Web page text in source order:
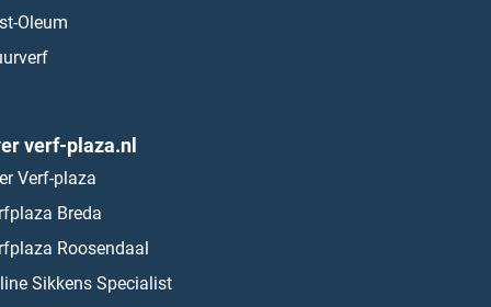
Oleum
verf-plaza.nl
Verf-plaza
Breda
Roosendaal
Sikkens Specialist